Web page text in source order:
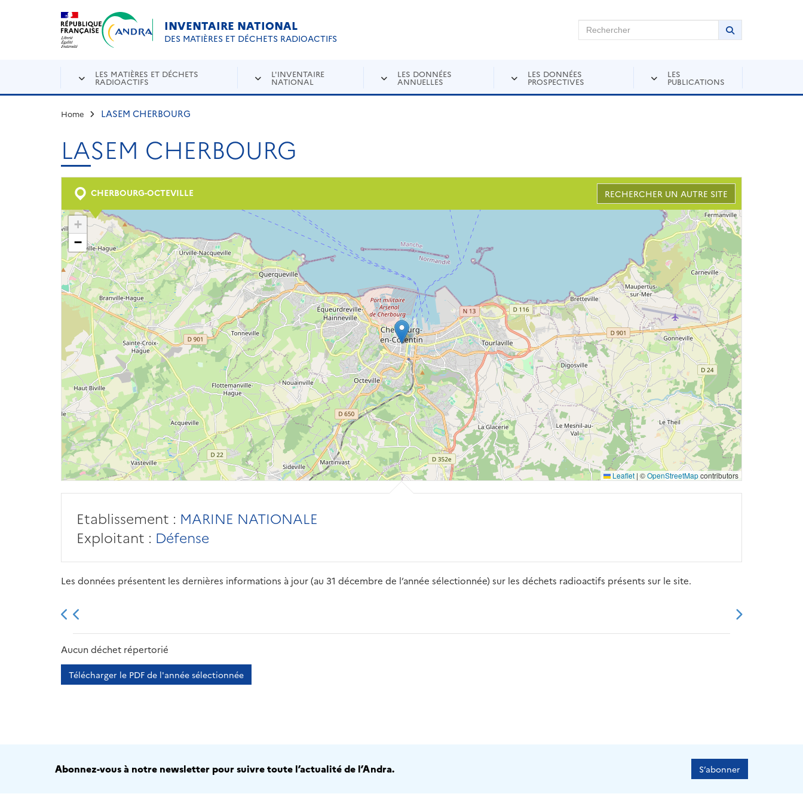
Aller au contenu principal
INVENTAIRE NATIONAL
DES MATIÈRES ET DÉCHETS RADIOACTIFS
Rechercher sur Andra Inventaire Rechercher
Lancer la
LES MATIÈRES ET DÉCHETS
RADIOACTIFS
L'INVENTAIRE
NATIONAL
LES DONNÉES
ANNUELLES
LES DONNÉES
PROSPECTIVES
LES
PUBLICATIONS
Home LASEM CHERBOURG
LASEM CHERBOURG
CHERBOURG-OCTEVILLE RECHERCHER UN AUTRE SITE
+
−
Leaflet | ©OpenStreetMapcontributors
Etablissement : MARINE NATIONALE
Exploitant : Défense
Les données présentent les dernières informations à jour (au 31 décembre de l’année sélectionnée) sur les déchets radioactifs présents sur le site.
2013 2014
Aucun déchet répertorié
Télécharger le PDF de l'année sélectionnée
Abonnez-vous à notre newsletter pour suivre toute l’actualité de l’Andra. S’abonner